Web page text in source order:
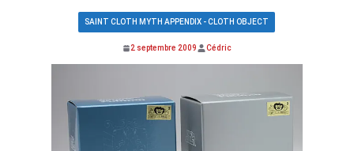
SAINT CLOTH MYTH APPENDIX - CLOTH OBJECT
2 septembre 2009 Cédric